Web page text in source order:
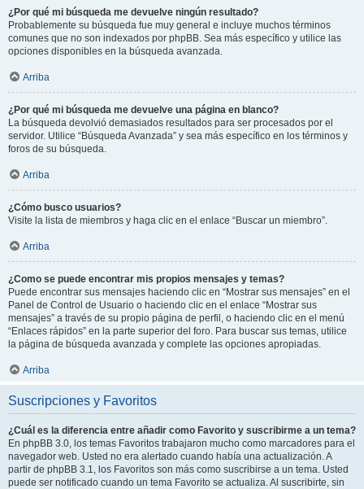
¿Por qué mi búsqueda me devuelve ningún resultado?
Probablemente su búsqueda fue muy general e incluye muchos términos
comunes que no son indexados por phpBB. Sea más específico y utilice las
opciones disponibles en la búsqueda avanzada.
Arriba
¿Por qué mi búsqueda me devuelve una página en blanco?
La búsqueda devolvió demasiados resultados para ser procesados por el
servidor. Utilice “Búsqueda Avanzada” y sea más específico en los términos y
foros de su búsqueda.
Arriba
¿Cómo busco usuarios?
Visite la lista de miembros y haga clic en el enlace “Buscar un miembro”.
Arriba
¿Como se puede encontrar mis propios mensajes y temas?
Puede encontrar sus mensajes haciendo clic en “Mostrar sus mensajes” en el
Panel de Control de Usuario o haciendo clic en el enlace “Mostrar sus
mensajes” a través de su propio página de perfil, o haciendo clic en el menú
“Enlaces rápidos” en la parte superior del foro. Para buscar sus temas, utilice
la página de búsqueda avanzada y complete las opciones apropiadas.
Arriba
Suscripciones y Favoritos
¿Cuál es la diferencia entre añadir como Favorito y suscribirme a un tema?
En phpBB 3.0, los temas Favoritos trabajaron mucho como marcadores para el
navegador web. Usted no era alertado cuando había una actualización. A
partir de phpBB 3.1, los Favoritos son más como suscribirse a un tema. Usted
puede ser notificado cuando un tema Favorito se actualiza. Al suscribirte, sin